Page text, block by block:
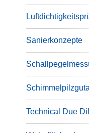
Sanierkonzepte
Technical Due